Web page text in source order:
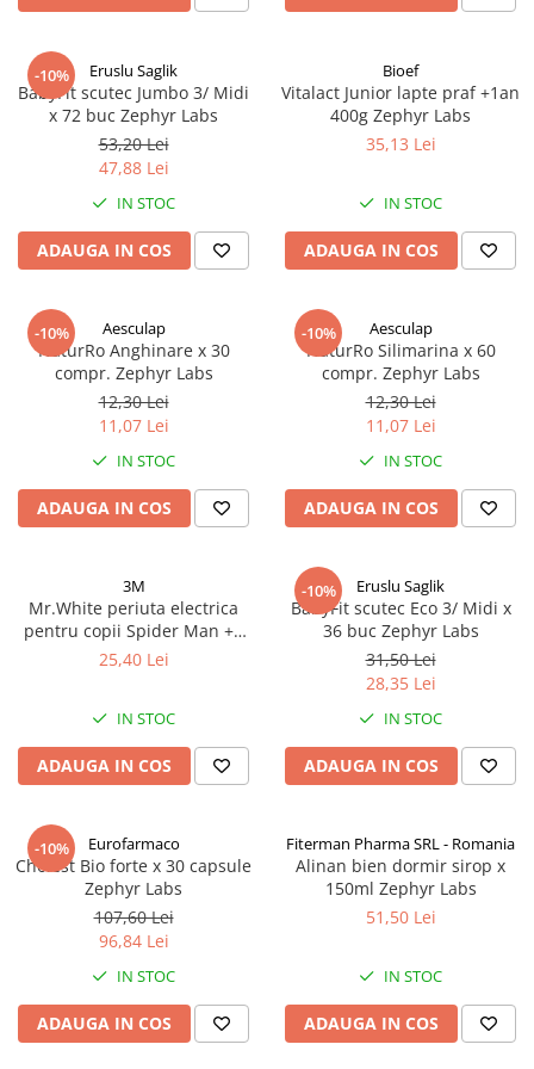
-10% Eruslu Saglik
BabyFit scutec Jumbo 3/ Midi
x 72 buc Zephyr Labs
53,20 Lei
47,88 Lei
IN STOC
ADAUGA IN COS
Bioef
Vitalact Junior lapte praf +1an
400g Zephyr Labs
35,13 Lei
IN STOC
ADAUGA IN COS
-10% Aesculap
NaturRo Anghinare x 30
compr. Zephyr Labs
12,30 Lei
11,07 Lei
IN STOC
ADAUGA IN COS
-10% Aesculap
NaturRo Silimarina x 60
compr. Zephyr Labs
12,30 Lei
11,07 Lei
IN STOC
ADAUGA IN COS
3M
Mr.White periuta electrica
pentru copii Spider Man +4
ani Zephyr Labs
25,40 Lei
IN STOC
ADAUGA IN COS
-10% Eruslu Saglik
BabyFit scutec Eco 3/ Midi x
36 buc Zephyr Labs
31,50 Lei
28,35 Lei
IN STOC
ADAUGA IN COS
-10% Eurofarmaco
Cholest Bio forte x 30 capsule
Zephyr Labs
107,60 Lei
96,84 Lei
IN STOC
ADAUGA IN COS
Fiterman Pharma SRL - Romania
Alinan bien dormir sirop x
150ml Zephyr Labs
51,50 Lei
IN STOC
ADAUGA IN COS